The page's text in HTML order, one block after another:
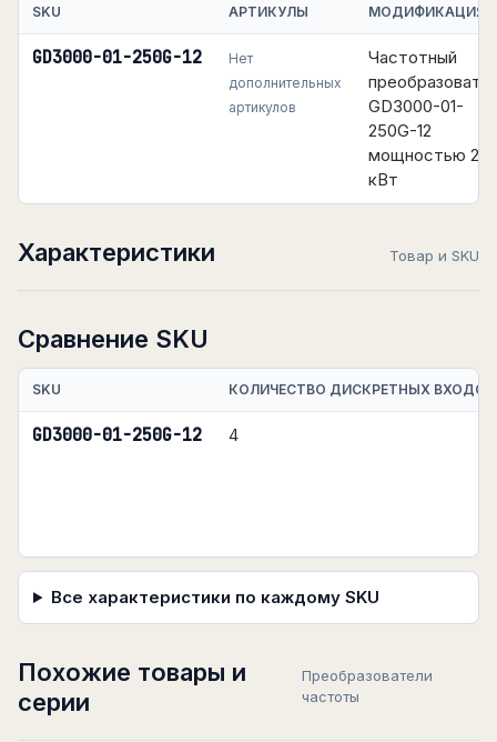
SKU АРТИКУЛЫ МОДИФИКАЦИЯ
GD3000-01-250G-12
Нет
дополнительных
артикулов
Частотный
GD3000-01-
250G-12
мощностью
кВт
Характеристики Товар и SKU
Сравнение SKU
SKU КОЛИЧЕСТВО ДИСКРЕТНЫХ ВХОДОВ
GD3000-01-250G-12 4
Все характеристики по каждому SKU
Похожие товары и
серии
Преобразователи
частоты